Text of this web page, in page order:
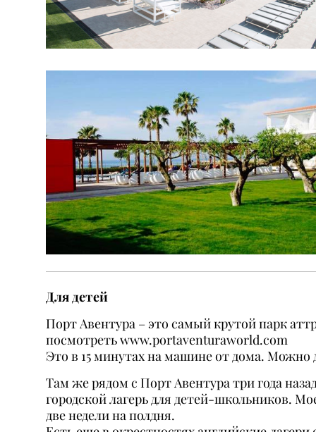
Для детей
Порт Авентура – это самый крутой парк
посмотретьwww.portaventuraworld.com
Это в 15 минутах на машине от дома. Можно
Там же рядом с Порт Авентура три года
городской лагерь для детей-школьников.
две недели на полдня.